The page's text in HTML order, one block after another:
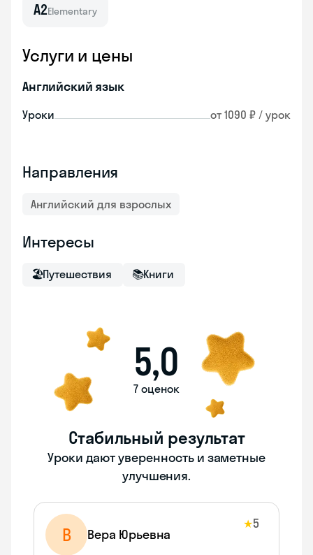
A2Elementary
Услуги и цены
Английский язык
Уроки от 1090 ₽ / урок
Направления
Английский для взрослых
Интересы
🏖Путешествия 📚Книги
5,0
7 оценок
Стабильный результат
Уроки дают уверенность и заметные
улучшения.
В Вера Юрьевна
★5